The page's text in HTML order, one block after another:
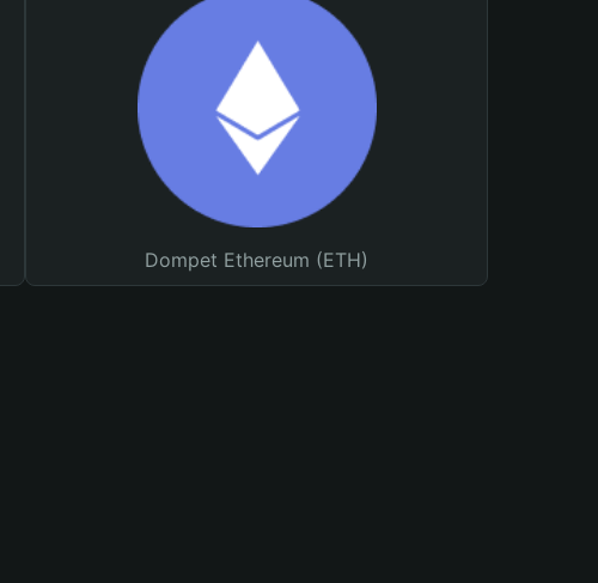
Dompet Ethereum (ETH)